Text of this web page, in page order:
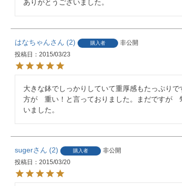
ありがとうございました。
はなちゃん 2 購入者
非公開
投稿日
2015/03/23
大きな鉢でしっかりしていて重厚感もたっぷり
方が　重い！と言っておりました。まだですが
いました。
suger 2 購入者
非公開
投稿日
2015/03/20